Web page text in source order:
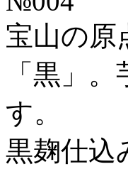
宝山の原
「黒」
す。
黒麹仕込